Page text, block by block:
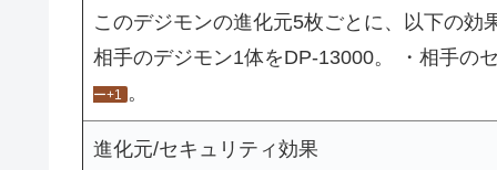
このデジモンの進化元5枚ごとに、以下の
相手のデジモン1体をDP-13000。 ・相手の
ー+1 。
進化元/セキュリティ効果